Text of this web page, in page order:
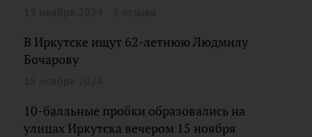
В Иркутске ищут 62-летнюю Людмилу
Бочарову
10-балльные пробки образовались на
улицах Иркутска вечером 15 ноября